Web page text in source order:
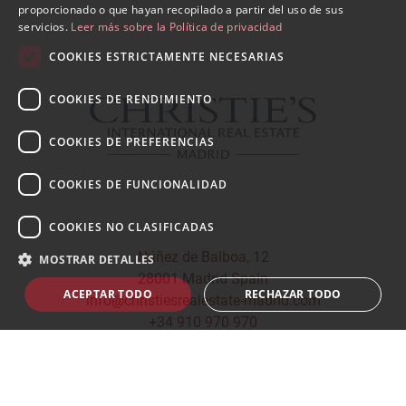
Núñez de Balboa, 12
28001 Madrid Spain
info@christiesrealestate-madrid.com
+34 910 970 970
proporcionado o que hayan recopilado a partir del uso de sus
servicios. Leer más sobre la Política de privacidad
COOKIES ESTRICTAMENTE NECESARIAS
COOKIES DE RENDIMIENTO
COOKIES DE PREFERENCIAS
COOKIES DE FUNCIONALIDAD
COOKIES NO CLASIFICADAS
MOSTRAR DETALLES
ACEPTAR TODO RECHAZAR TODO